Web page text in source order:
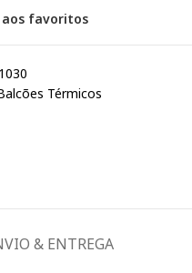
favoritos
Térmicos
& ENTREGA